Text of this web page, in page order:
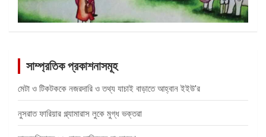
সাম্প্রতিক প্রকাশনাসমূহ
মেটা ও টিকটককে নজরদারি ও তথ্য যাচাই বাড়াতে আহ্বান ইইউ’র
নুসরাত ফারিয়ার গ্ল্যামারাস লুকে মুগ্ধ ভক্তরা